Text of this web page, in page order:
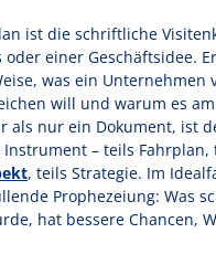
ist die schriftliche
oder einer Geschäftsidee.
was ein Unternehmen
will und warum es
als nur ein Dokument, ist
– teils Fahrplan,
, teils Strategie. Im
Prophezeiung: Was
hat bessere Chancen,